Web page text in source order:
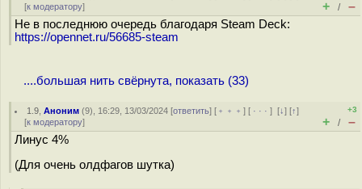
[к модератору] + / –
Не в последнюю очередь благодаря Steam Deck:
https://opennet.ru/56685-steam
....большая нить свёрнута, показать (33)
1.9 ,Аноним (9), 16:29, 13/03/2024 [ответить] [ ﹢﹢﹢] [ · · ·][↓] [↑]
[к модератору]
+3
+ / –
Линус 4%
(Для очень олдфагов шутка)